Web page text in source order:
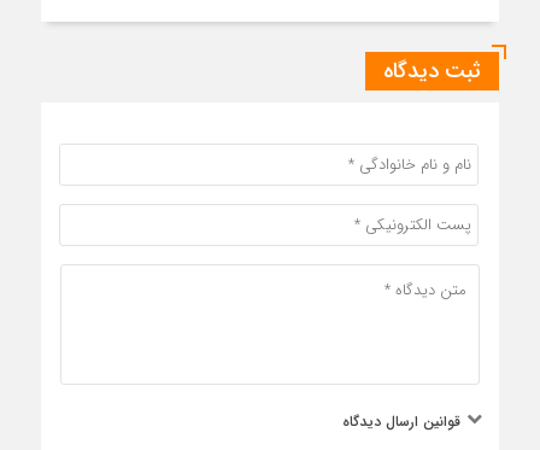
ثبت دیدگاه
قوانین ارسال دیدگاه